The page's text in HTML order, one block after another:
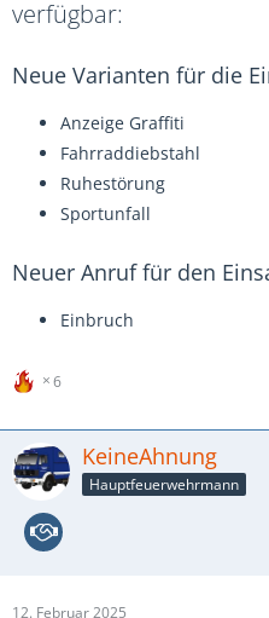
verfügbar:
Neue Varianten für die
Anzeige Graffiti
Fahrraddiebstahl
Ruhestörung
Sportunfall
Neuer Anruf für den
Einbruch
6
KeineAhnung
Hauptfeuerwehrmann
12. Februar 2025